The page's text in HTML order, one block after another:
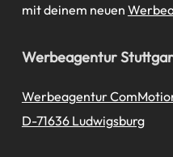
mit deinem neuen
Werbeagentur
Werbeagentur
D-71636 Ludwigsburg